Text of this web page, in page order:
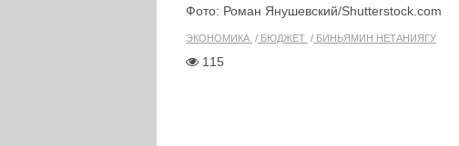
Фото: Роман Янушевский/Shutterstock.com
ЭКОНОМИКА БЮДЖЕТ БИНЬЯМИН НЕТАНИЯГУ
115